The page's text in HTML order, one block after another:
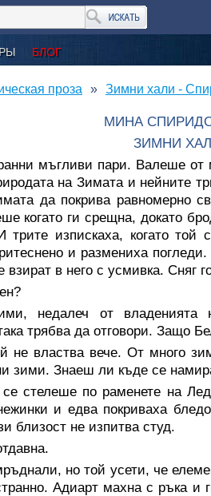
БЛОГ
проза Зимни хали -
МИНА
ЗИМНИ
мъгливи пари. Валеше от
на Зимата и нейните
да покрива равномерно
когато ги срещна, докато
трите изпискаха, когато
и размениха
в него с усмивка. Сняг
недалеч от владенията
трябва да отговори. Защо
не властва вече. От много
зими. Знаеш ли къде се
стелеше по раменете на
и едва покриваха
близост не изпитва студ.
но той усети, че
Адиарт махна с ръка и